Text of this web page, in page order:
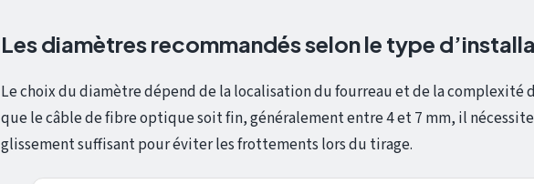
Les diamètres recommandés selon le type
Le choix du diamètre dépend de la localisation du fourreau et de la complexité
que le câble de fibre optique soit fin, généralement entre 4 et 7 mm, il
glissement suffisant pour éviter les frottements lors du tirage.